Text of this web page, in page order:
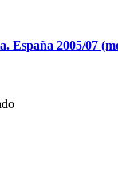
España 2005/07